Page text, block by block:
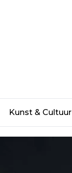
Kunst & Cultuur